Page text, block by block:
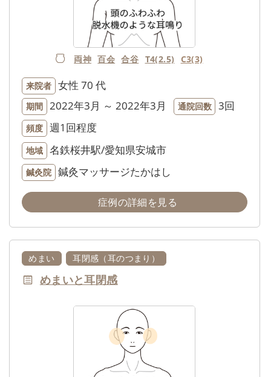
両神 百会 合谷 T4(2.5) C3(3)
来院者 女性 70 代
期間 2022年3月 ～ 2022年3月 通院回数 3回
頻度 週1回程度
地域 名鉄桜井駅/愛知県安城市
鍼灸院 鍼灸マッサージたかはし
症例の詳細を見る
めまい 耳閉感（耳のつまり）
めまいと耳閉感